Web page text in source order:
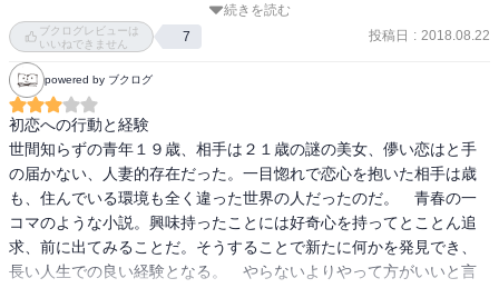
昔は電話番号もこんな易々と教えてもらえたんだなぁ。。。と。
文章は嫌いではないが、内容は作者が作者だけに、もっと畳み掛け
る展開を求めてしまった(^-^;
続きを読む
ブクログレビューは
いいねできません
7 投稿日 : 2018.08.22
powered by ブクログ
初恋への行動と経験
世間知らずの青年１９歳、相手は２１歳の謎の美女、儚い恋はと手
の届かない、人妻的存在だった。一目惚れで恋心を抱いた相手は歳
も、住んでいる環境も全く違った世界の人だったのだ。　青春の一
コマのような小説。興味持ったことには好奇心を持ってとことん追
求、前に出てみることだ。そうすることで新たに何かを発見でき、
長い人生での良い経験となる。　やらないよりやって方がいいと言